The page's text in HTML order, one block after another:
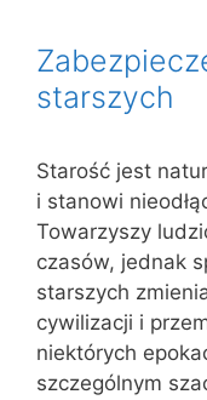
starszych
Starość jest
i stanowi
Towarzyszy
czasów, jednak
starszych
cywilizacji i
niektórych
szczególnym